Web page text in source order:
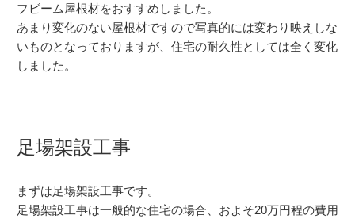
フビーム屋根材をおすすめしました。
あまり変化のない屋根材ですので写真的には変わり映えしな
いものとなっておりますが、住宅の耐久性としては全く変化
しました。
足場架設工事
まずは足場架設工事です。
足場架設工事は一般的な住宅の場合、およそ20万円程の費用